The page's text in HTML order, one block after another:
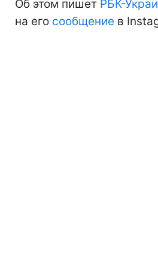
Об этом пишет РБК-
на его сообщение в